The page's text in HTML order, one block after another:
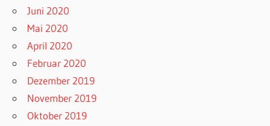
Juni 2020
Mai 2020
April 2020
Februar 2020
Dezember 2019
November 2019
Oktober 2019